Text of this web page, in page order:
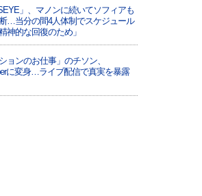
」、マノンに続いてソフィアも
…当分の間4人体制でスケジュール
神的な回復のため」
ョンのお仕事」のチソン、
に変身…ライブ配信で真実を暴露